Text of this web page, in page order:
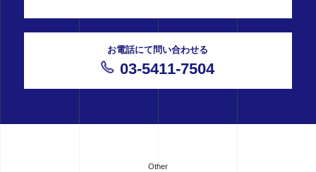
お電話にて問い合わせる
03-5411-7504
Other